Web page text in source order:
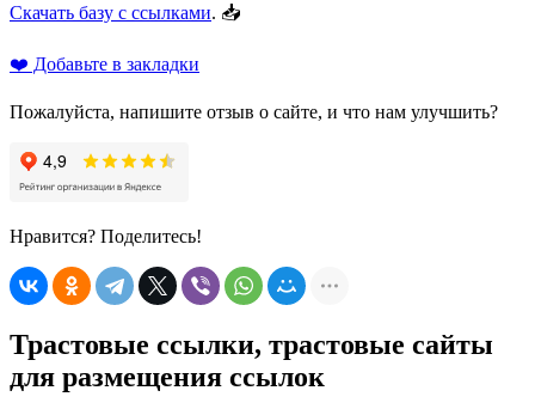
Скачать базу с ссылками. 📥
❤️ Добавьте в закладки
Пожалуйста, напишите отзыв о сайте, и что нам улучшить?
Нравится? Поделитесь!
Трастовые ссылки, трастовые сайты
для размещения ссылок